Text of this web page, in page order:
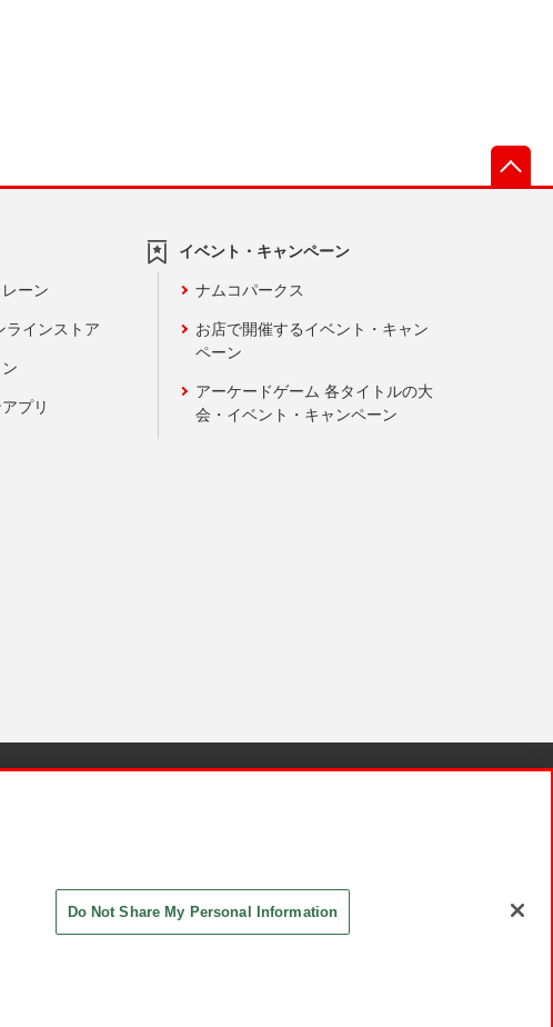
ーン
ラインストア
プリ
イベント・キャンペーン
ナムコパークス
お店で開催するイベント・キャン
ペーン
アーケードゲーム 各タイトルの大
会・イベント・キャンペーン
Do Not Share My Personal Information